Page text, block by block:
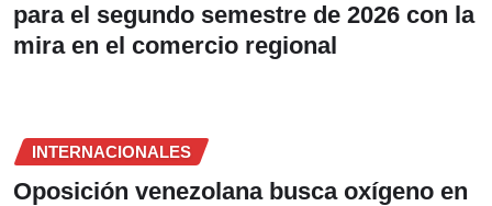
para el segundo semestre de 2026 con la
mira en el comercio regional
INTERNACIONALES
Oposición venezolana busca oxígeno en